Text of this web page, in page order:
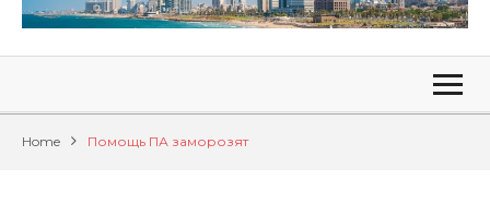
Home Помощь ПА заморозят